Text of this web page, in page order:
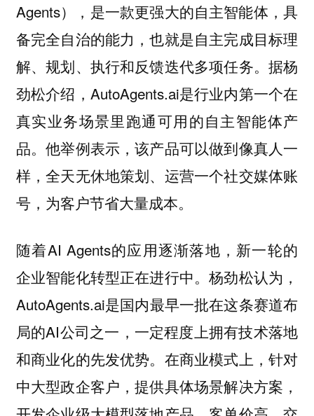
Agents），是一款更强大的自主智能体，具
备完全自治的能力，也就是自主完成目标理
解、规划、执行和反馈迭代多项任务。据杨
劲松介绍，AutoAgents.ai是行业内第一个在
真实业务场景里跑通可用的自主智能体产
品。他举例表示，该产品可以做到像真人一
样，全天无休地策划、运营一个社交媒体账
号，为客户节省大量成本。
随着AI Agents的应用逐渐落地，新一轮的
企业智能化转型正在进行中。杨劲松认为，
AutoAgents.ai是国内最早一批在这条赛道布
局的AI公司之一，一定程度上拥有技术落地
和商业化的先发优势。在商业模式上，针对
中大型政企客户，提供具体场景解决方案，